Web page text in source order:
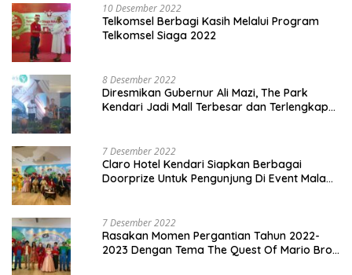
10 Desember 2022
Telkomsel Berbagi Kasih Melalui Program
Telkomsel Siaga 2022
8 Desember 2022
Diresmikan Gubernur Ali Mazi, The Park
Kendari Jadi Mall Terbesar dan Terlengkap
7 Desember 2022
Claro Hotel Kendari Siapkan Berbagai
Doorprize Untuk Pengunjung Di Event Malam
7 Desember 2022
Rasakan Momen Pergantian Tahun 2022-
2023 Dengan Tema The Quest Of Mario Bros